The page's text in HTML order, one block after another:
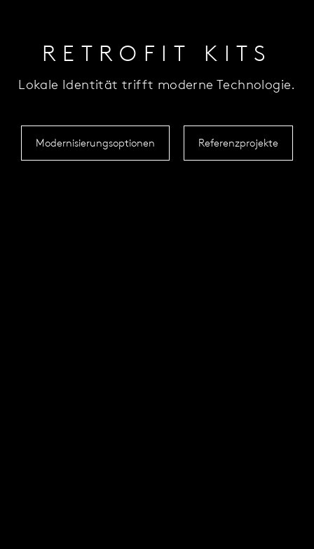
RETROFIT KITS
Lokale Identität trifft moderne Technologie.
Modernisierungsoptionen Referenzprojekte